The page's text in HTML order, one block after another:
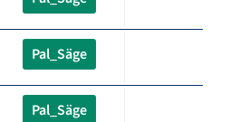
Pal_Säge
Pal_Säge